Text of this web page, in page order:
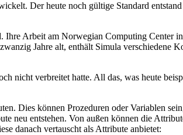
Der heute noch gültige Standard
Arbeit am Norwegian Computing Center
Jahre alt, enthält Simula verschiedene
nicht verbreitet hatte. All das, was heute
Dies können Prozeduren oder Variablen
entstehen. Von außen können die
danach vertauscht als Attribute anbietet: